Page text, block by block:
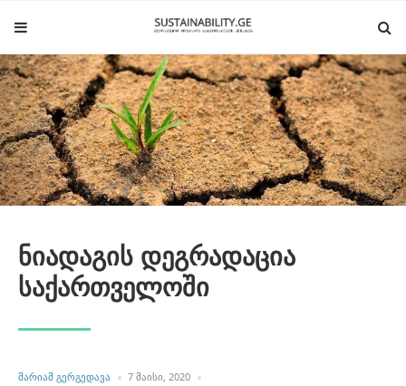
ნიადაგის დეგრადაცია
საქართველოში
POSTED
ᲛᲐᲠᲘᲐᲛ ᲒᲔᲠᲒᲔᲓᲐᲕᲐ
7 ᲛᲐᲘᲡᲘ, 2020